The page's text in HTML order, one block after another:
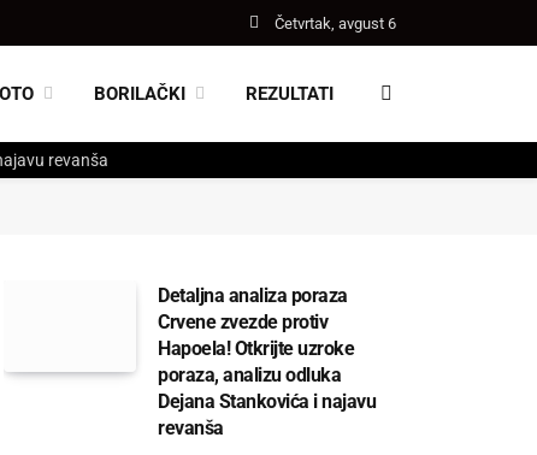
Četvrtak, avgust 6
BORILAČKI REZULTATI
revanša
Detaljna analiza poraza
Crvene zvezde protiv
Hapoela! Otkrijte uzroke
poraza, analizu odluka
Dejana Stankovića i najavu
revanša